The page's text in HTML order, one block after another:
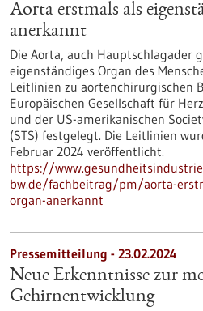
Aorta erstmals als
anerkannt
Die Aorta, auch Hauptschlagader
eigenständiges Organ des
Leitlinien zu aortenchirurgischen
Europäischen Gesellschaft für
und der US-amerikanischen
(STS) festgelegt. Die Leitlinien
Februar 2024 veröffentlicht.
https://
bw.de/fachbeitrag/pm/aorta-
organ-anerkannt
Pressemitteilung - 23.02.2024
Neue Erkenntnisse zur
Gehirnentwicklung